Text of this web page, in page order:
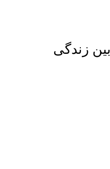
زندگی